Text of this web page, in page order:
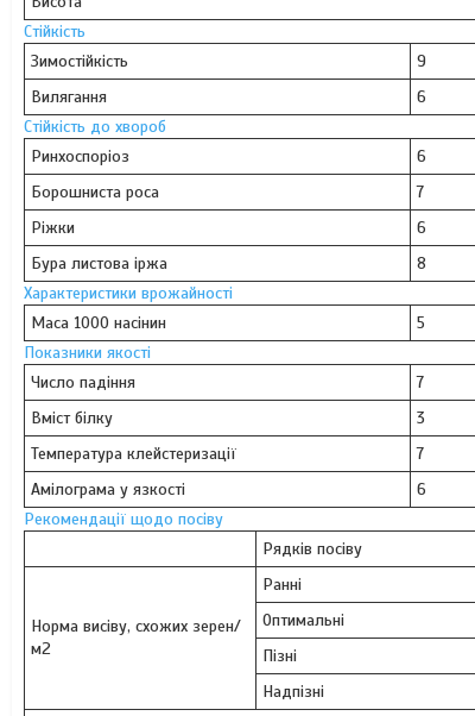
Стійкість
Зимостійкість
9
Вилягання
6
Стійкість до хвороб
Ринхоспоріоз
6
Борошниста роса
7
Ріжки
6
Бура листова іржа
8
Характеристики врожайності
Маса 1000 насінин
5
Показники якості
Число падіння
7
Вміст білку
3
Температура клейстеризації
7
Амілограма у язкості
6
Рекомендації щодо посіву
Рядків посіву
Норма висіву, схожих зерен/
м2
Ранні
Оптимальні
Пізні
Надпізні